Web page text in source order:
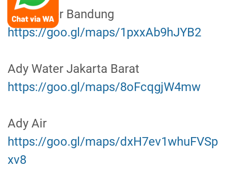
Ady Water Bandung
https://goo.gl/maps/1pxxAb9hJYB2
Ady Water Jakarta Barat
https://goo.gl/maps/8oFcqgjW4mw
Ady Air
https://goo.gl/maps/dxH7ev1whuFVSp
xv8